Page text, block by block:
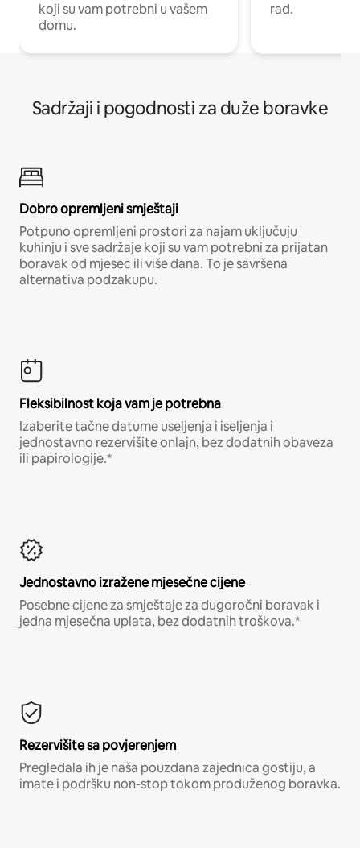
koji su vam potrebni u vašem
domu.
rad.
Sadržaji i pogodnosti za duže boravke
Dobro opremljeni smještaji
Potpuno opremljeni prostori za najam uključuju
kuhinju i sve sadržaje koji su vam potrebni za prijatan
boravak od mjesec ili više dana. To je savršena
alternativa podzakupu.
Fleksibilnost koja vam je potrebna
Izaberite tačne datume useljenja i iseljenja i
jednostavno rezervišite onlajn, bez dodatnih obaveza
ili papirologije.*
Jednostavno izražene mjesečne cijene
Posebne cijene za smještaje za dugoročni boravak i
jedna mjesečna uplata, bez dodatnih troškova.*
Rezervišite sa povjerenjem
Pregledala ih je naša pouzdana zajednica gostiju, a
imate i podršku non-stop tokom produženog boravka.